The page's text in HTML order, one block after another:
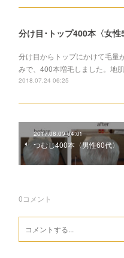
分け目･トップ400本〈女性
分け目からトップにかけて毛量
みで、400本増毛しました。地
2018.07.24 06:25
2017.08.09 04:01
つむじ400本〈男性60代〉
0コメント